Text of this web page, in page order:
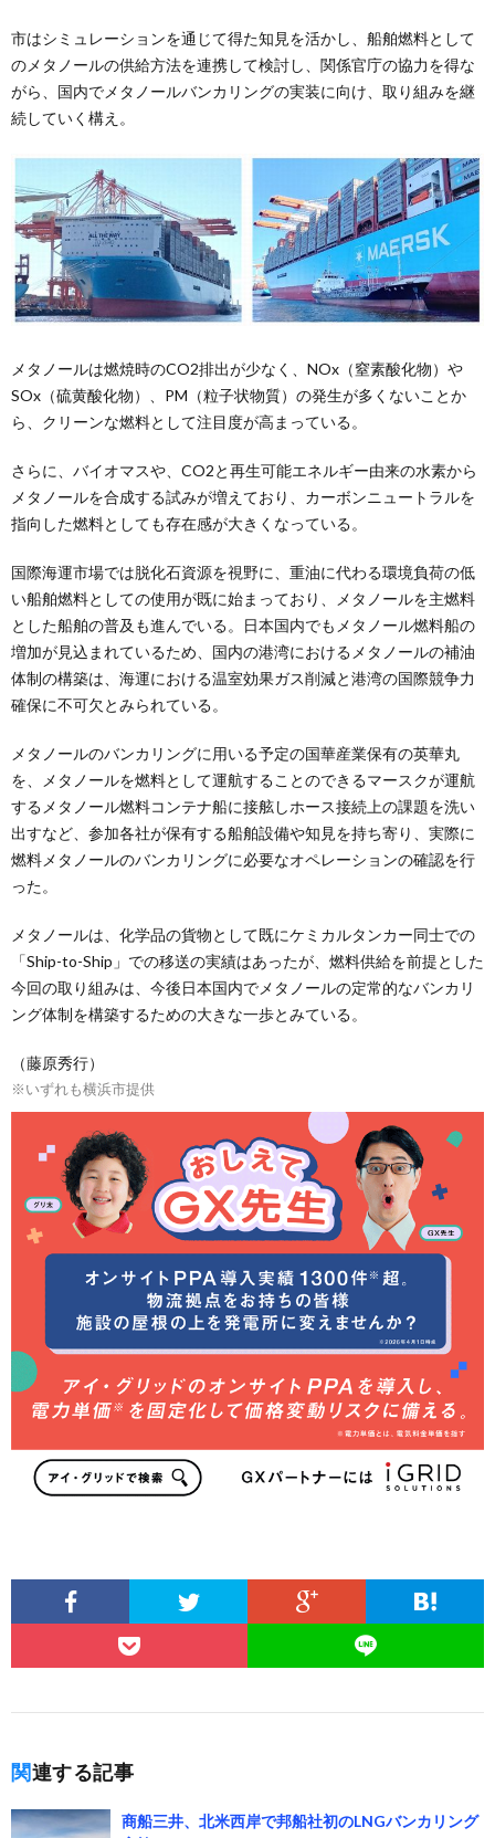
市はシミュレーションを通じて得た知見を活かし、船舶燃料として
のメタノールの供給方法を連携して検討し、関係官庁の協力を得な
がら、国内でメタノールバンカリングの実装に向け、取り組みを継
続していく構え。
メタノールは燃焼時のCO2排出が少なく、NOx（窒素酸化物）や
SOx（硫黄酸化物）、PM（粒子状物質）の発生が多くないことか
ら、クリーンな燃料として注目度が高まっている。
さらに、バイオマスや、CO2と再生可能エネルギー由来の水素から
メタノールを合成する試みが増えており、カーボンニュートラルを
指向した燃料としても存在感が大きくなっている。
国際海運市場では脱化石資源を視野に、重油に代わる環境負荷の低
い船舶燃料としての使用が既に始まっており、メタノールを主燃料
とした船舶の普及も進んでいる。日本国内でもメタノール燃料船の
増加が見込まれているため、国内の港湾におけるメタノールの補油
体制の構築は、海運における温室効果ガス削減と港湾の国際競争力
確保に不可欠とみられている。
メタノールのバンカリングに用いる予定の国華産業保有の英華丸
を、メタノールを燃料として運航することのできるマースクが運航
するメタノール燃料コンテナ船に接舷しホース接続上の課題を洗い
出すなど、参加各社が保有する船舶設備や知見を持ち寄り、実際に
燃料メタノールのバンカリングに必要なオペレーションの確認を行
った。
メタノールは、化学品の貨物として既にケミカルタンカー同士での
「Ship-to-Ship」での移送の実績はあったが、燃料供給を前提とした
今回の取り組みは、今後日本国内でメタノールの定常的なバンカリ
ング体制を構築するための大きな一歩とみている。
（藤原秀行）
※いずれも横浜市提供
関連する記事
商船三井、北米西岸で邦船社初のLNGバンカリング